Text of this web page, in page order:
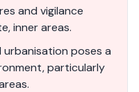
and vigilance
inner areas.
poses a
particularly